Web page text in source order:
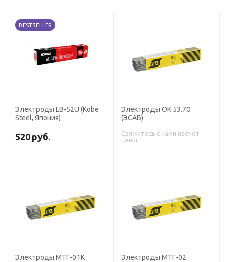
BESTSELLER
Электроды LB-52U (Kobe
Steel, Япония)
520 руб.
Электроды ОК 53.70
(ЭСАБ)
Свяжитесь с нами насчёт
цены
Электроды МТГ-01К Электроды МТГ-02